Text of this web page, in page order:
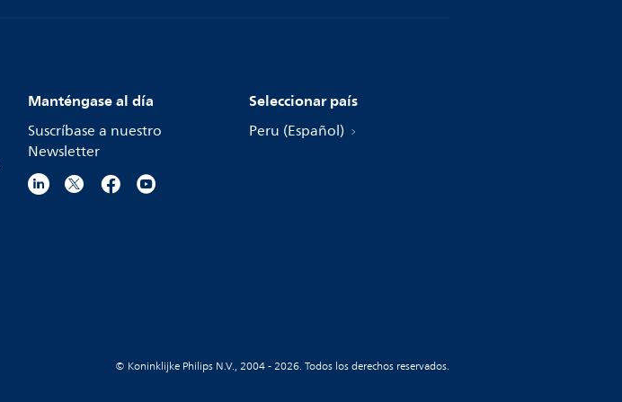
Manténgase al día
Suscríbase a nuestro
Newsletter
Seleccionar país
Peru (Español)
© Koninklijke Philips N.V., 2004 - 2026. Todos los derechos reservados.